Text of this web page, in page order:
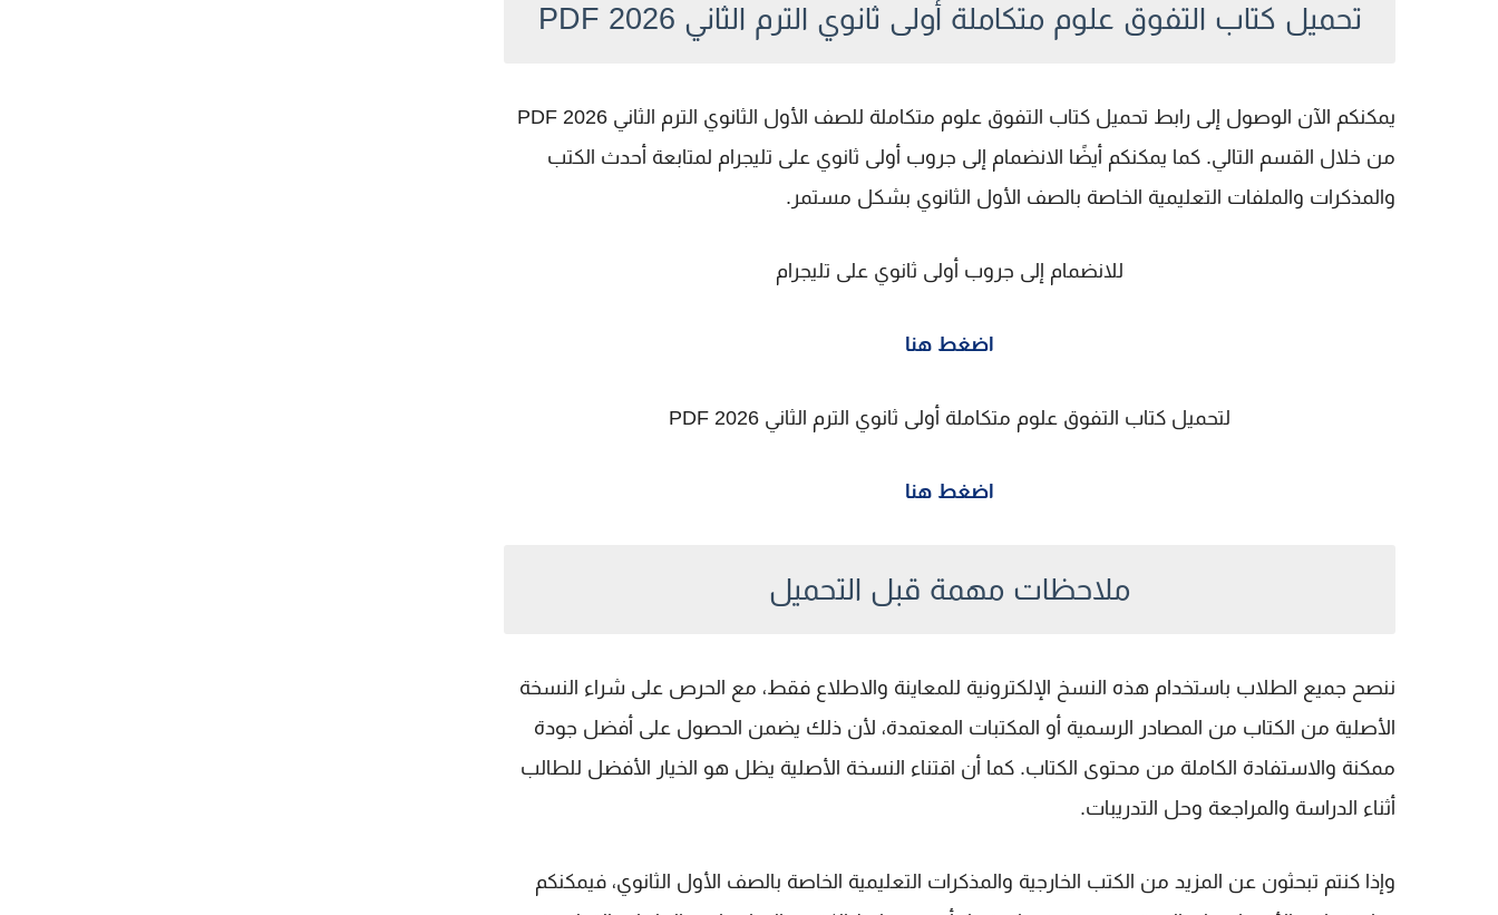
تحميل كتاب التفوق علوم متكاملة أولى ثانوي الترم الثاني 2026 PDF
يمكنكم الآن الوصول إلى رابط تحميل كتاب التفوق علوم متكاملة للصف الأول الثانوي الترم الثاني 2026 PDF
من خلال القسم التالي. كما يمكنكم أيضًا الانضمام إلى جروب أولى ثانوي على تليجرام لمتابعة أحدث الكتب
والمذكرات والملفات التعليمية الخاصة بالصف الأول الثانوي بشكل مستمر.
للانضمام إلى جروب أولى ثانوي على تليجرام
اضغط هنا
لتحميل كتاب التفوق علوم متكاملة أولى ثانوي الترم الثاني 2026 PDF
اضغط هنا
ملاحظات مهمة قبل التحميل
ننصح جميع الطلاب باستخدام هذه النسخ الإلكترونية للمعاينة والاطلاع فقط، مع الحرص على شراء النسخة
الأصلية من الكتاب من المصادر الرسمية أو المكتبات المعتمدة، لأن ذلك يضمن الحصول على أفضل جودة
ممكنة والاستفادة الكاملة من محتوى الكتاب. كما أن اقتناء النسخة الأصلية يظل هو الخيار الأفضل للطالب
أثناء الدراسة والمراجعة وحل التدريبات.
وإذا كنتم تبحثون عن المزيد من الكتب الخارجية والمذكرات التعليمية الخاصة بالصف الأول الثانوي، فيمكنكم